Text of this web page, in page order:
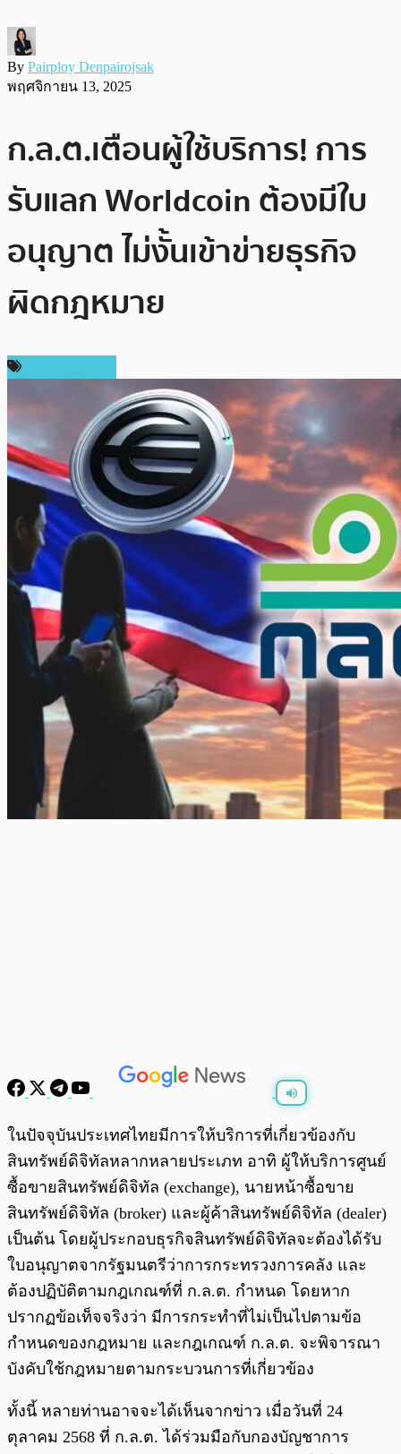
By Pairploy Denpairojsak
พฤศจิกายน 13, 2025
ก.ล.ต.เตือนผู้ใช้บริการ! การ
รับแลก Worldcoin ต้องมีใบ
อนุญาต ไม่งั้นเข้าข่ายธุรกิจ
ผิดกฎหมาย
พร้อมเล่น 0:00 0:00
ในปัจจุบันประเทศไทยมีการให้บริการที่เกี่ยวข้องกับ
สินทรัพย์ดิจิทัลหลากหลายประเภท อาทิ ผู้ให้บริการศูนย์
ซื้อขายสินทรัพย์ดิจิทัล (exchange), นายหน้าซื้อขาย
สินทรัพย์ดิจิทัล (broker) และผู้ค้าสินทรัพย์ดิจิทัล (dealer)
เป็นต้น โดยผู้ประกอบธุรกิจสินทรัพย์ดิจิทัลจะต้องได้รับ
ใบอนุญาตจากรัฐมนตรีว่าการกระทรวงการคลัง และ
ต้องปฏิบัติตามกฎเกณฑ์ที่ ก.ล.ต. กำหนด โดยหาก
ปรากฏข้อเท็จจริงว่า มีการกระทำที่ไม่เป็นไปตามข้อ
กำหนดของกฎหมาย และกฎเกณฑ์ ก.ล.ต. จะพิจารณา
บังคับใช้กฎหมายตามกระบวนการที่เกี่ยวข้อง
ทั้งนี้ หลายท่านอาจจะได้เห็นจากข่าว เมื่อวันที่ 24
ตุลาคม 2568 ที่ ก.ล.ต. ได้ร่วมมือกับกองบัญชาการ